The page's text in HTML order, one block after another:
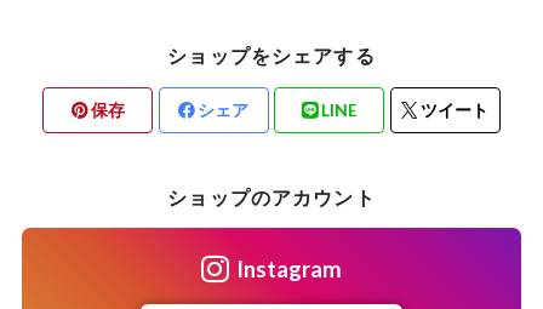
ショップをシェアする
保存 シェア LINE ツイート
ショップのアカウント
Instagram